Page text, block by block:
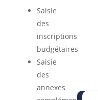
Saisie
des
inscriptions
budgétaires
Saisie
des
annexes